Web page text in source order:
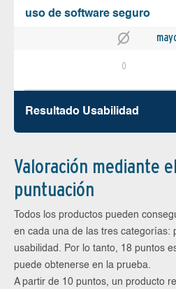
uso de software seguro
0
Resultado Usabilidad
Valoración mediante
puntuación
Todos los productos pueden
en cada una de las tres categorías:
usabilidad. Por lo tanto, 18 puntos
puede obtenerse en la prueba.
A partir de 10 puntos, un producto